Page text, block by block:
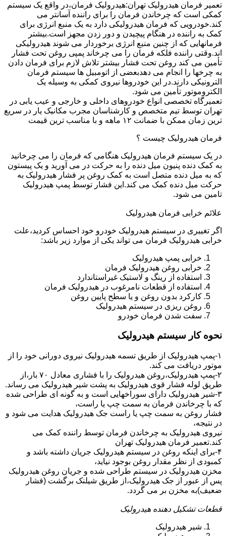
تعمیر فرمان هیدرولیک تهران:هیدرولیک فرمان،در واقع یک سیستم
کمکی است که چرخاندن فرمان را برای راننده آسانتر می
کند.خودرویی که فرمان هیدرولیکی دارد به یک منبع انرژی برای
کمک به راننده در هنگام پیچیدن و دور زدن مجهز است.بیشتر
فرمانهایی که از چنین منبع انرژی برخوردار می شوند هیدرولیکی
اند.وقتی راننده فلکه فرمان را می چرخاند پمپی روغن تحت فشار
تأمین می کند روغن تحت فشار بیشتر تلاش لازم برای فرمان دادن
به چرخها را انجام می دهدبعضی از اتومبیل ها سیستم فرمان
الترونیکی دارند.در این خودروها نیروی کمکی به وسیله یک
الکتروموتور تأمین می شود.
تعمیرگاه تخصصی انواع خودروهای داخلی و خارجی و عیب یابی در
تهران توسط تیم متخصص و کارشناسان مجرب مکانیک یار در سریع
ترین زمان ممکن با ضمانت ۱۲ ماهه و با مناسب ترین قیمت
فرمان هیدرولیک چیست ؟
در یک سیستم فرمان هیدرولیک هنگامی که فرمان را می چرخانید
به کمک دنده پنیون میل دنده را به حرکت در می آورید و یک پیستون
که به میل دنده متصل است به کمک روغن پر فشار هیدرولیک به
حرکت میل دنده کمک می کند.این فشار توسط پمپ هیدرولیک
تامین می شود.
علائم خرابی فرمان هیدرولیک
اگر تغییری در سیستم هیدرولیک خودرو خود احساس کردید،علت
خرابی هیدرولیک فرمان می تواند یکی از موارد زیر باشد:
خرابی پمپ هیدرولیک
خرابی روغن هیدرولیک فرمان
استفاده از رینگ و لاستیک غیراستاندارد
استفاده از قطعات نامرغوب در هیدرولیک فرمان
کارکرد بدون روغن و یا سطح پایین روغن
روغن ریزی در سیستم هیدرولیک
سفت شدن فرمان خودرو
نحوه کار سیستم هیدرولیک
۱-پمپ هیدرولیک از طریق تسمه هیدرولیک نیروی دورانی خود را از
موتور دریافت می کند.
۲-پمپ هیدرولیک،روغن هیدرولیک را با فشاری معادل ۷۰ بار،از
طریق لوله فشار قوی هیدرولیک به پشت شیر هیدرولیک می رساند.
۳-شیر هیدرولیک دارای سوراخهایی است و به گونه ای طراحی شده
که با چرخاندن فرمان به سمت چپ یا راست،
فشار روغن به سمت چپ یا راست جک هیدرولیک هدایت می شود و
در نتیجه،
نیروی هیدرولیک به چرخاندن فرمان توسط راننده کمک می
کند.تعمیر فرمان هیدرولیک تهران
۴-برای اینکه روغن در سیستم هیدرولیک جریان داشته باشد و
کمبودی از نظر مقدار روغن بوجود نیاید،
مخزن هیدرولیک در سیستم طراحی شده و جریان روغن هیدرولیک
پس از عبور از جک هیدرولیک،از طریق شیلنک برگشت (فشار
ضعیف)به مخزن بر می گردد.
قطعات تشکیل دهنده هیدرولیک
شیر هیدرولیک